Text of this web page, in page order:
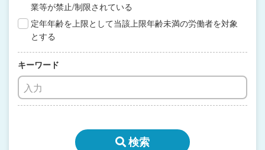
業等が禁止/制限されている
定年年齢を上限として当該上限年齢未満の労働者を対象
とする
キーワード
検索